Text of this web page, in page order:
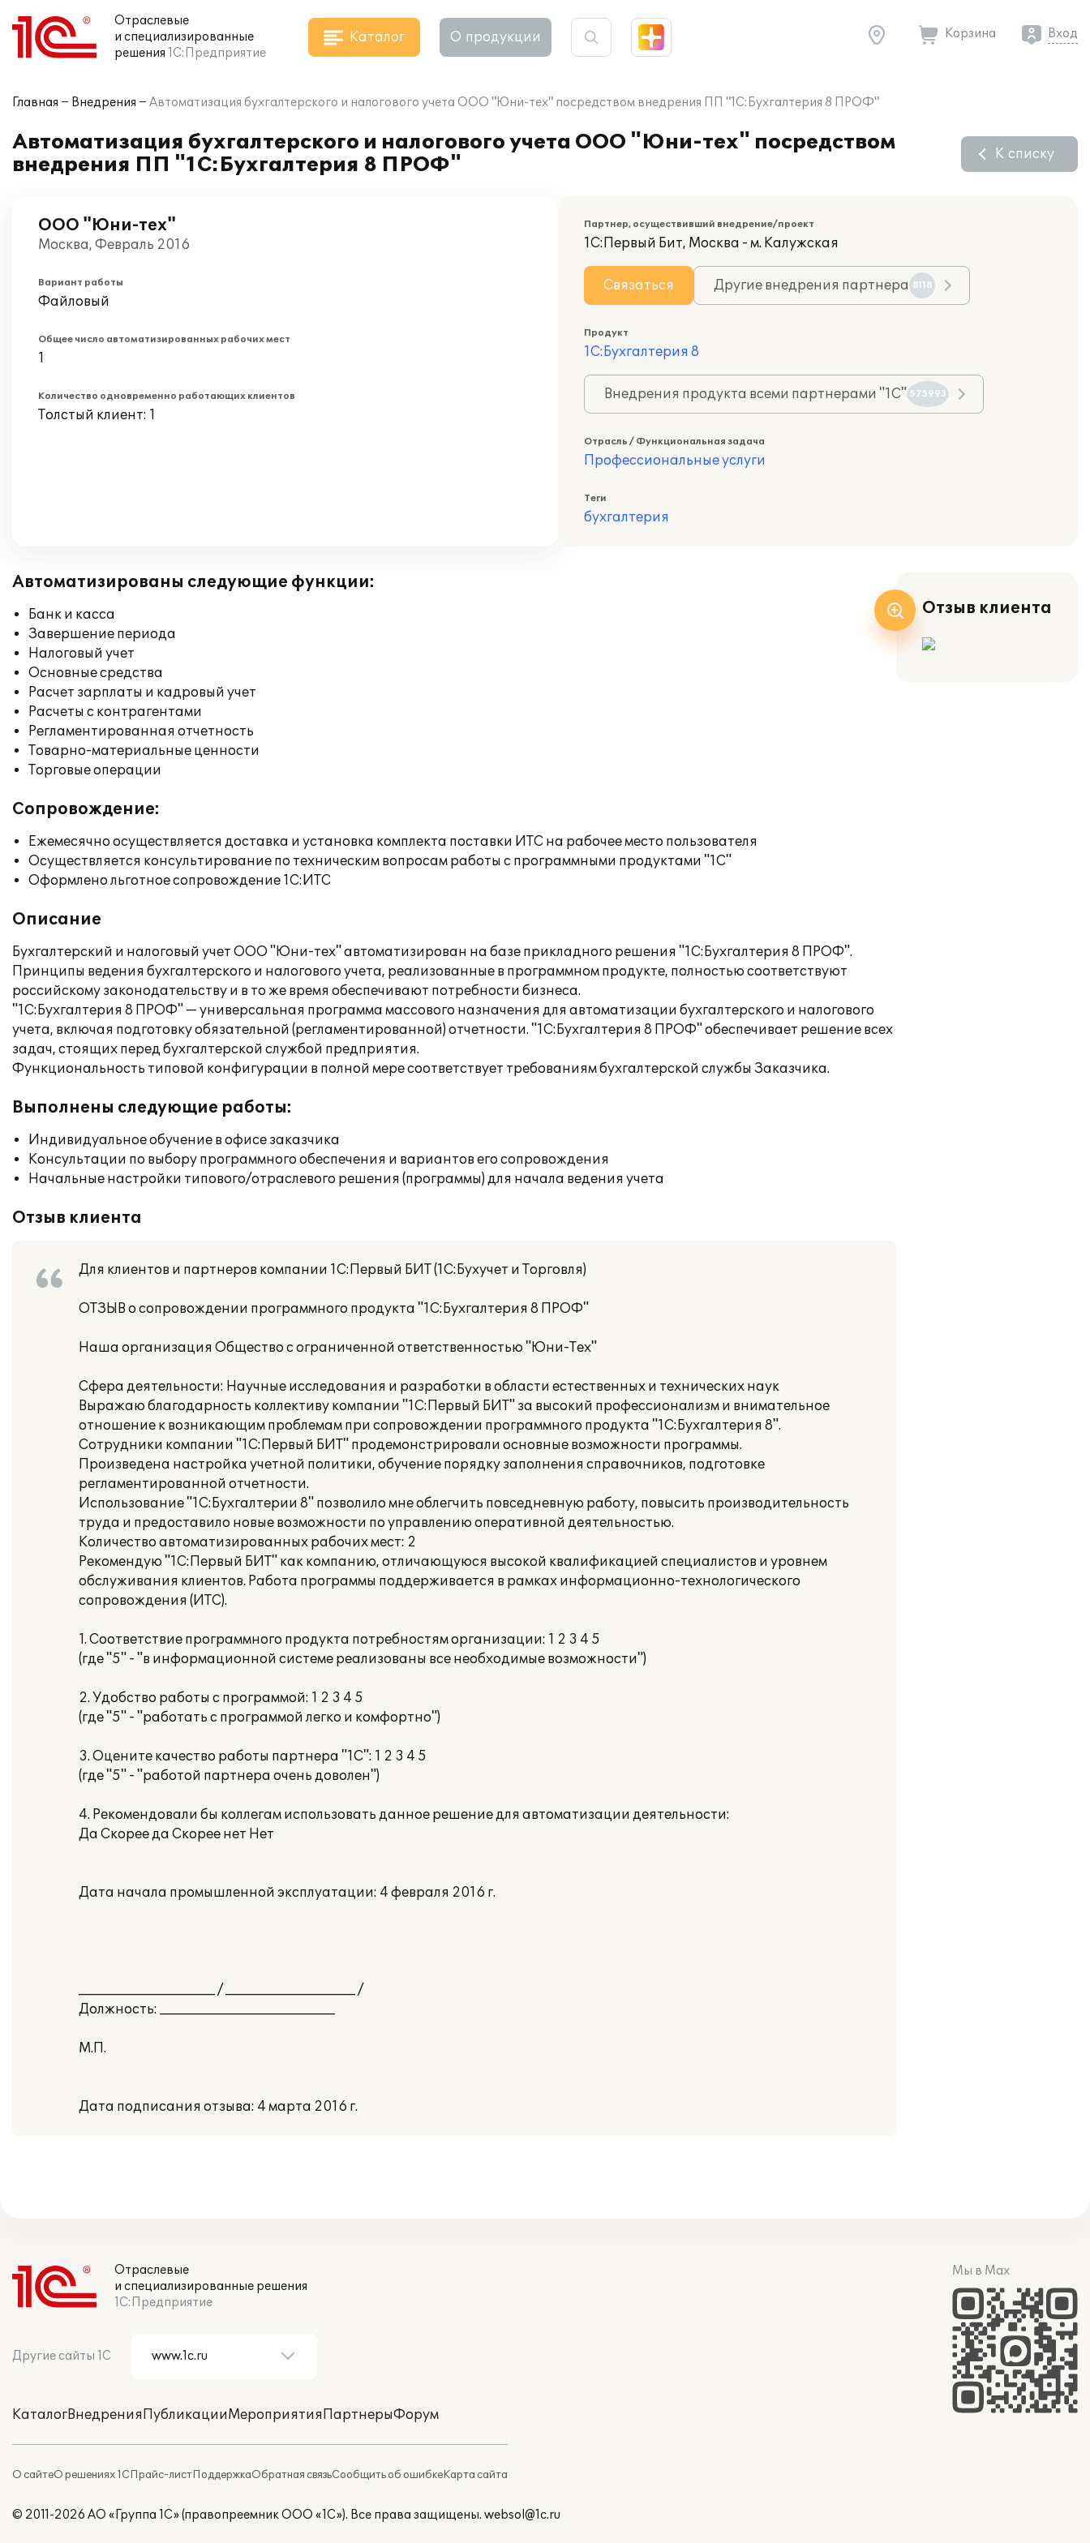
Отраслевые
и специализированные
решения 1С:Предприятие
Каталог О продукции Корзина Вход
Главная Внедрения Автоматизация бухгалтерского и налогового учета ООО "Юни-тех" посредством внедрения ПП "1С:Бухгалтерия 8 ПРОФ"
Автоматизация бухгалтерского и налогового учета ООО "Юни-тех" посредством
внедрения ПП "1С:Бухгалтерия 8 ПРОФ"
К списку
ООО "Юни-тех"
Москва, Февраль 2016
Вариант работы
Файловый
Общее число автоматизированных рабочих мест
1
Количество одновременно работающих клиентов
Толстый клиент: 1
Партнер, осуществивший внедрение/проект
1С:Первый Бит, Москва - м. Калужская
Связаться Другие внедрения партнера 8118
Продукт
1С:Бухгалтерия 8
Внедрения продукта всеми партнерами "1С" 575993
Отрасль / Функциональная задача
Профессиональные услуги
Теги
бухгалтерия
Автоматизированы следующие функции:
Банк и касса
Завершение периода
Налоговый учет
Основные средства
Расчет зарплаты и кадровый учет
Расчеты с контрагентами
Регламентированная отчетность
Товарно-материальные ценности
Торговые операции
Сопровождение:
Ежемесячно осуществляется доставка и установка комплекта поставки ИТС на рабочее место пользователя
Осуществляется консультирование по техническим вопросам работы с программными продуктами "1С"
Оформлено льготное сопровождение 1С:ИТС
Описание
Бухгалтерский и налоговый учет ООО "Юни-тех" автоматизирован на базе прикладного решения "1С:Бухгалтерия 8 ПРОФ".
Принципы ведения бухгалтерского и налогового учета, реализованные в программном продукте, полностью соответствуют
российскому законодательству и в то же время обеспечивают потребности бизнеса.
"1С:Бухгалтерия 8 ПРОФ" — универсальная программа массового назначения для автоматизации бухгалтерского и налогового
учета, включая подготовку обязательной (регламентированной) отчетности. "1С:Бухгалтерия 8 ПРОФ" обеспечивает решение всех
задач, стоящих перед бухгалтерской службой предприятия.
Функциональность типовой конфигурации в полной мере соответствует требованиям бухгалтерской службы Заказчика.
Выполнены следующие работы:
Индивидуальное обучение в офисе заказчика
Консультации по выбору программного обеспечения и вариантов его сопровождения
Начальные настройки типового/отраслевого решения (программы) для начала ведения учета
Отзыв клиента
Для клиентов и партнеров компании 1С:Первый БИТ (1С:Бухучет и Торговля)
ОТЗЫВ о сопровождении программного продукта "1С:Бухгалтерия 8 ПРОФ"
Наша организация Общество с ограниченной ответственностью "Юни-Тех"
Сфера деятельности: Научные исследования и разработки в области естественных и технических наук
Выражаю благодарность коллективу компании "1С:Первый БИТ" за высокий профессионализм и внимательное
отношение к возникающим проблемам при сопровождении программного продукта "1С:Бухгалтерия 8".
Сотрудники компании "1С:Первый БИТ" продемонстрировали основные возможности программы.
Произведена настройка учетной политики, обучение порядку заполнения справочников, подготовке
регламентированной отчетности.
Использование "1С:Бухгалтерии 8" позволило мне облегчить повседневную работу, повысить производительность
труда и предоставило новые возможности по управлению оперативной деятельностью.
Количество автоматизированных рабочих мест: 2
Рекомендую "1С:Первый БИТ" как компанию, отличающуюся высокой квалификацией специалистов и уровнем
обслуживания клиентов. Работа программы поддерживается в рамках информационно-технологического
сопровождения (ИТС).
1. Соответствие программного продукта потребностям организации: 1 2 3 4 5
(где "5" - "в информационной системе реализованы все необходимые возможности")
2. Удобство работы с программой: 1 2 3 4 5
(где "5" - "работать с программой легко и комфортно")
3. Оцените качество работы партнера "1С": 1 2 3 4 5
(где "5" - "работой партнера очень доволен")
4. Рекомендовали бы коллегам использовать данное решение для автоматизации деятельности:
Да Скорее да Скорее нет Нет
Дата начала промышленной эксплуатации: 4 февраля 2016 г.
_____________________ / ____________________ /
Должность: ___________________________
М.П.
Дата подписания отзыва: 4 марта 2016 г.
Отзыв клиента
Отраслевые
и специализированные решения
1С:Предприятие
Другие сайты 1С
КаталогВнедренияПубликацииМероприятияПартнерыФорум
О сайтеО решениях 1СПрайс-листПоддержкаОбратная связьСообщить об ошибкеКарта сайта
Мы в Max
© 2011-2026 АО «Группа 1С» (правопреемник ООО «1С»). Все права защищены. websol@1c.ru